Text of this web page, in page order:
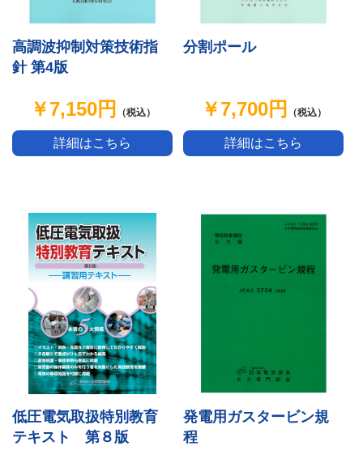
高調波抑制対策技術指
針 第4版
￥7,150円 （税込）
詳細はこちら
分割ポール
￥7,700円 （税込）
詳細はこちら
低圧電気取扱特別教育
テキスト 第８版
発電用ガスタービン規
程